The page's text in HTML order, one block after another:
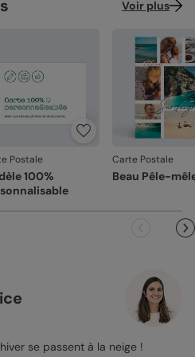
Voir plus
Postale
100%
Carte Postale
Beau Pêle-
se passent à la neige !